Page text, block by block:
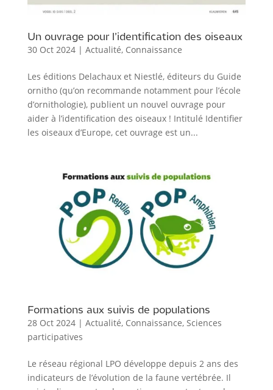
Un ouvrage pour l’identification des oiseaux
30 Oct 2024| Actualité, Connaissance
Les éditions Delachaux et Niestlé, éditeurs du Guide
ornitho (qu’on recommande notamment pour l’école
d’ornithologie), publient un nouvel ouvrage pour
aider à l’identification des oiseaux ! Intitulé Identifier
les oiseaux d’Europe, cet ouvrage est un...
Formations aux suivis de populations
28 Oct 2024| Actualité, Connaissance, Sciences
participatives
Le réseau régional LPO développe depuis 2 ans des
indicateurs de l’évolution de la faune vertébrée. Il